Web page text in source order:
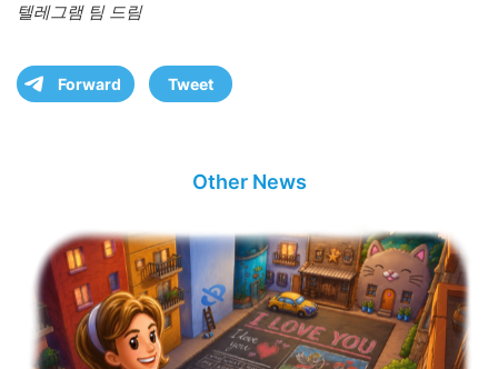
텔레그램 팀 드림
Forward Tweet
Other News